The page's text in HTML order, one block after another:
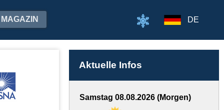
MAGAZIN DE
Aktuelle Infos
Samstag 08.08.2026 (Morgen)